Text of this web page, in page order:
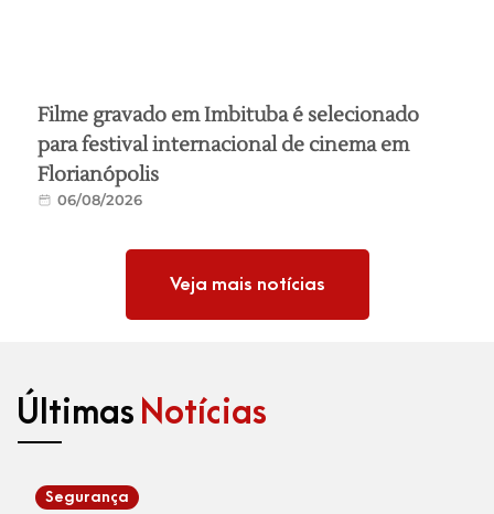
Filme gravado em Imbituba é selecionado
para festival internacional de cinema em
Florianópolis
06/08/2026
Veja mais notícias
Últimas Notícias
Segurança